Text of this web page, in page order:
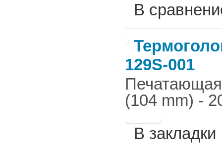
В
129S-001
Печатающая
(104 mm) -
В закладки